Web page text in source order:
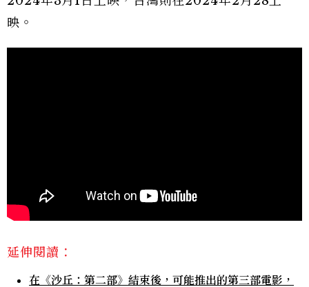
映。
延伸閱讀：
在《沙丘：第二部》結束後，可能推出的第三部電影，